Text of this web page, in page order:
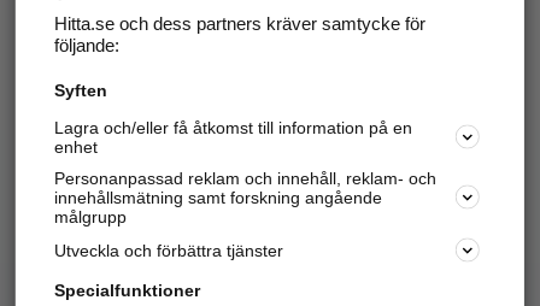
Hitta.se - Gratis nummerupplysning.
Sök företag, personer och platser.
Hitta telefonnummer, adresser, företagsinfo mm.
Marknadsför företaget
Hitta.se och dess partners kräver samtycke för
följande:
Syften
Lagra och/eller få åtkomst till information på en
enhet
Personanpassad reklam och innehåll, reklam- och
innehållsmätning samt forskning angående
målgrupp
Utveckla och förbättra tjänster
Specialfunktioner